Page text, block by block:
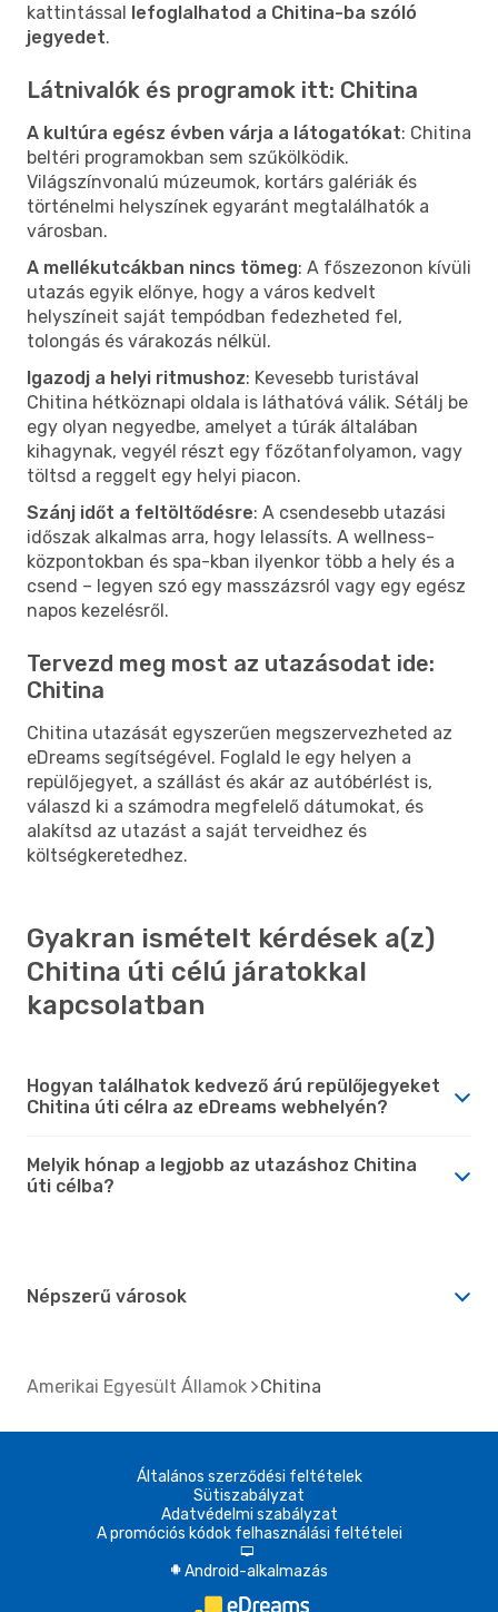
kattintással lefoglalhatod a Chitina-ba szóló
jegyedet.
Látnivalók és programok itt: Chitina
A kultúra egész évben várja a látogatókat: Chitina
beltéri programokban sem szűkölködik.
Világszínvonalú múzeumok, kortárs galériák és
történelmi helyszínek egyaránt megtalálhatók a
városban.
A mellékutcákban nincs tömeg: A főszezonon kívüli
utazás egyik előnye, hogy a város kedvelt
helyszíneit saját tempódban fedezheted fel,
tolongás és várakozás nélkül.
Igazodj a helyi ritmushoz: Kevesebb turistával
Chitina hétköznapi oldala is láthatóvá válik. Sétálj be
egy olyan negyedbe, amelyet a túrák általában
kihagynak, vegyél részt egy főzőtanfolyamon, vagy
töltsd a reggelt egy helyi piacon.
Szánj időt a feltöltődésre: A csendesebb utazási
időszak alkalmas arra, hogy lelassíts. A wellness-
központokban és spa-kban ilyenkor több a hely és a
csend – legyen szó egy masszázsról vagy egy egész
napos kezelésről.
Tervezd meg most az utazásodat ide:
Chitina
Chitina utazását egyszerűen megszervezheted az
eDreams segítségével. Foglald le egy helyen a
repülőjegyet, a szállást és akár az autóbérlést is,
válaszd ki a számodra megfelelő dátumokat, és
alakítsd az utazást a saját terveidhez és
költségkeretedhez.
Gyakran ismételt kérdések a(z)
Chitina úti célú járatokkal
kapcsolatban
Hogyan találhatok kedvező árú repülőjegyeket
Chitina úti célra az eDreams webhelyén?
Melyik hónap a legjobb az utazáshoz Chitina
úti célba?
Népszerű városok
Amerikai Egyesült Államok Chitina
Általános szerződési feltételek
Sütiszabályzat
Adatvédelmi szabályzat
A promóciós kódok felhasználási feltételei
d
A Android-alkalmazás